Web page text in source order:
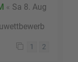
« Sa 8. Aug
1 2